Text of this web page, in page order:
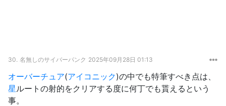
30. 名無しのサイバーパンク 2025年09月28日 01:13
オーバーチュア(アイコニック)の中でも特筆すべき点は、
星 ルートの射的をクリアする度に何丁でも貰えるという
事。